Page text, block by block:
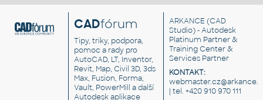
CADfórum
Tipy, triky, podpora,
pomoc a rady pro
AutoCAD, LT, Inventor,
Revit, Map, Civil 3D, 3ds
Max, Fusion, Forma,
Vault, PowerMill a další
Autodesk aplikace
ARKANCE (CAD
Studio) - Autodesk
Platinum Partner &
Training Center &
Services Partner
KONTAKT:
| tel. +420 910 970 111